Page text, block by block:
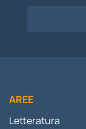
AREE
Letteratura